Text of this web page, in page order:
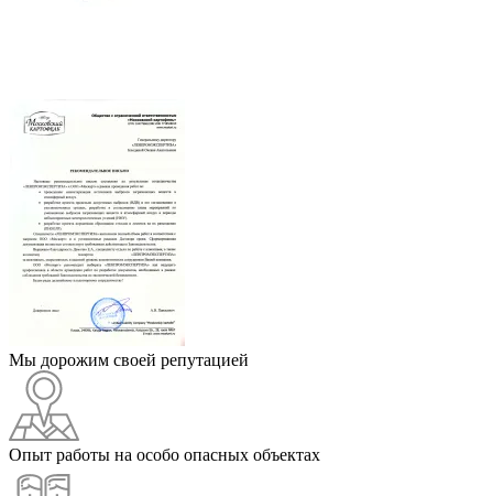
Мы дорожим своей репутацией
Опыт работы на особо опасных объектах